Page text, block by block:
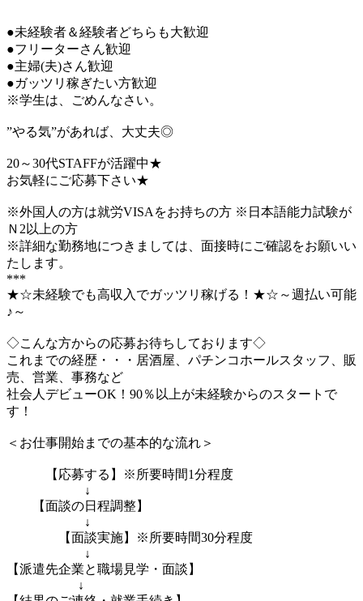
●未経験者＆経験者どちらも大歓迎
●フリーターさん歓迎
●主婦(夫)さん歓迎
●ガッツリ稼ぎたい方歓迎
※学生は、ごめんなさい。
”やる気”があれば、大丈夫◎
20～30代STAFFが活躍中★
お気軽にご応募下さい★
※外国人の方は就労VISAをお持ちの方 ※日本語能力試験が
Ｎ2以上の方
※詳細な勤務地につきましては、面接時にご確認をお願いい
たします。
***
★☆未経験でも高収入でガッツリ稼げる！★☆～週払い可能
♪～
◇こんな方からの応募お待ちしております◇
これまでの経歴・・・居酒屋、パチンコホールスタッフ、販
売、営業、事務など
社会人デビューOK！90％以上が未経験からのスタートで
す！
＜お仕事開始までの基本的な流れ＞
【応募する】※所要時間1分程度
↓
【面談の日程調整】
↓
【面談実施】※所要時間30分程度
↓
【派遣先企業と職場見学・面談】
↓